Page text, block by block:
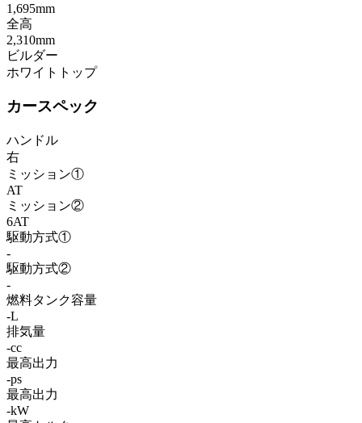
1,695mm
全高
2,310mm
ビルダー
ホワイトトップ
カースペック
ハンドル
右
ミッション①
AT
ミッション②
6AT
駆動方式①
-
駆動方式②
-
燃料タンク容量
-L
排気量
-cc
最高出力
-ps
最高出力
-kW